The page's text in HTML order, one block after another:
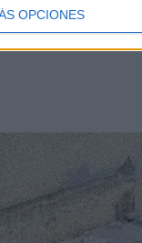
OPCIONES